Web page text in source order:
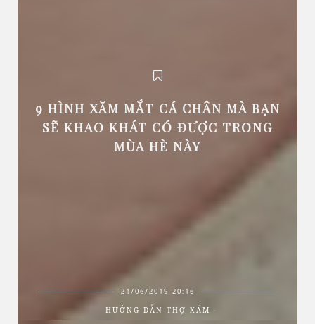
9 HÌNH XĂM MẮT CÁ CHÂN MÀ BẠN
SẼ KHAO KHÁT CÓ ĐƯỢC TRONG
MÙA HÈ NÀY
21/06/2019 20:16
HƯỚNG DẪN THỢ XĂM